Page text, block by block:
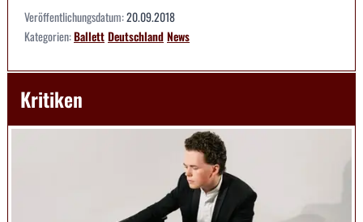
Veröffentlichungsdatum:20.09.2018
Kategorien:BallettDeutschlandNews
Kritiken